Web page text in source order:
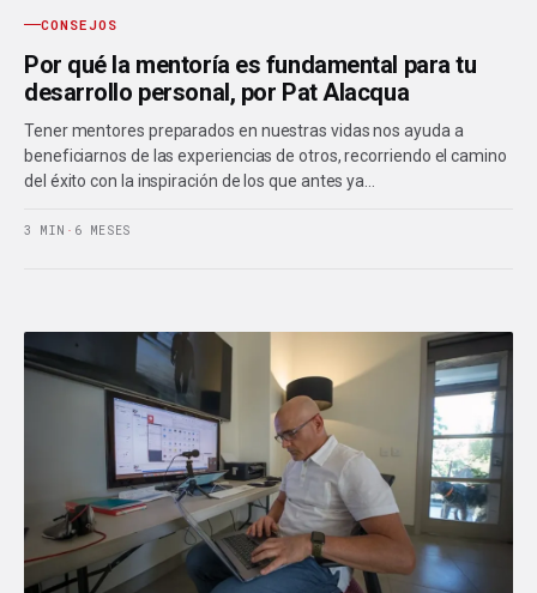
CONSEJOS
Por qué la mentoría es fundamental para tu
desarrollo personal, por Pat Alacqua
Tener mentores preparados en nuestras vidas nos ayuda a
beneficiarnos de las experiencias de otros, recorriendo el camino
del éxito con la inspiración de los que antes ya…
3 MIN · 6 MESES